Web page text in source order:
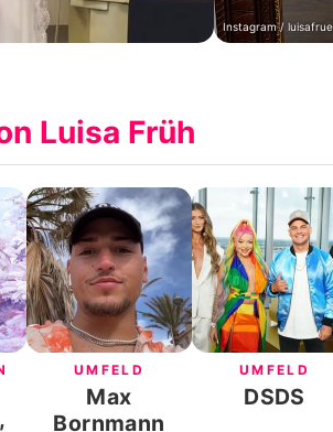
Instagram /
Luisa Früh
UMFELD
Max
Bornmann
UMFELD
DSDS